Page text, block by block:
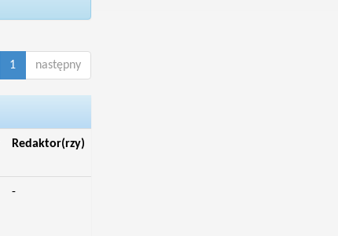
1 następny
Redaktor(rzy)
-